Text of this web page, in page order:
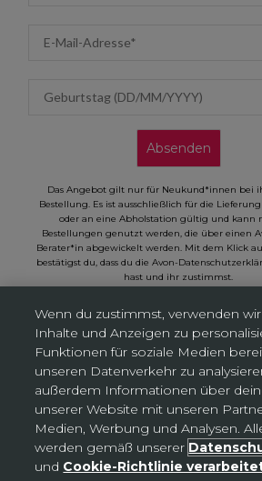
Absenden
Das Angebot gilt nur für Neukund*innen bei
Bestellung. Es ist ausschließlich für die
oder an eine Abholstation gültig und kann
Bestellungen genutzt werden, die über einen
Berater*in abgewickelt werden. Mit dem Klick
bestätigst du, dass du die Avon-
hast und ihr zustimmst.
Deutschland (EUR €)
Land
Bosnien und
Wenn du zustimmst, verwenden
Inhalte und Anzeigen zu
Funktionen für soziale Medien
unseren Datenverkehr zu
außerdem Informationen über
unserer Website mit unseren
Medien, Werbung und Analysen.
werden gemäß unserer
und Cookie-Richtlinie